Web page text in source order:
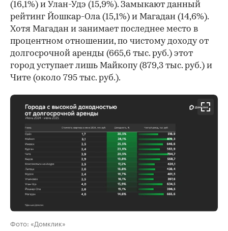
(16,1%) и Улан-Удэ (15,9%). Замыкают данный
рейтинг Йошкар-Ола (15,1%) и Магадан (14,6%).
Хотя Магадан и занимает последнее место в
процентном отношении, по чистому доходу от
долгосрочной аренды (665,6 тыс. руб.) этот
город уступает лишь Майкопу (879,3 тыс. руб.) и
Чите (около 795 тыс. руб.).
Фото: «Домклик»